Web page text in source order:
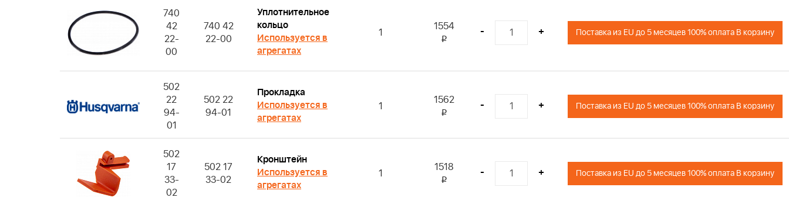
740
42
22-
00
740 42
22-00
Уплотнительное
кольцо
Используется в
агрегатах
1 1554
i
- + Поставка из EU до 5 месяцев 100% оплата В корзину
502
22
94-
01
502 22
94-01
Прокладка
Используется в
агрегатах
1 1562
i
- + Поставка из EU до 5 месяцев 100% оплата В корзину
502
17
33-
02
502 17
33-02
Кронштейн
Используется в
агрегатах
1 1518
i
- + Поставка из EU до 5 месяцев 100% оплата В корзину